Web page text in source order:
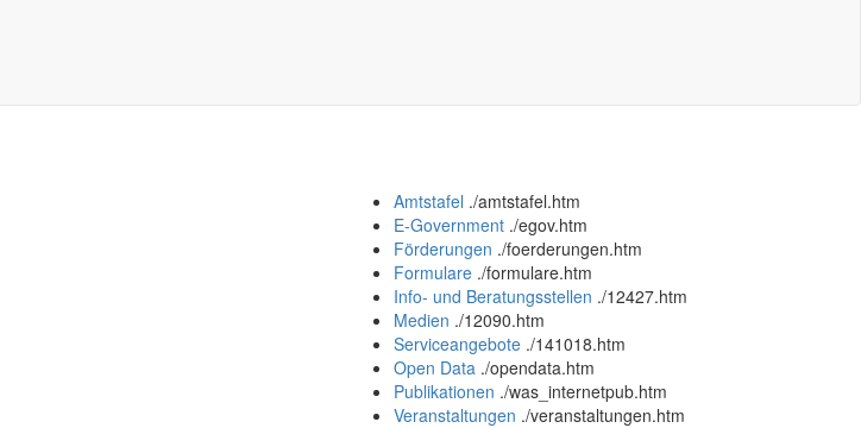
Amtstafel ./amtstafel.htm
E-Government ./egov.htm
Förderungen ./foerderungen.htm
Formulare ./formulare.htm
Info- und Beratungsstellen ./12427.htm
Medien ./12090.htm
Serviceangebote ./141018.htm
Open Data ./opendata.htm
Publikationen ./was_internetpub.htm
Veranstaltungen ./veranstaltungen.htm